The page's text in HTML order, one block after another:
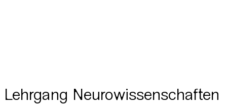
Lehrgang Neurowissenschaften